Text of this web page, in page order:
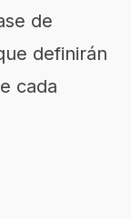
de
definirán
cada